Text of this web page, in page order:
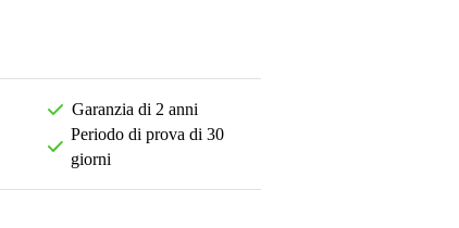
Garanzia di 2 anni
Periodo di prova di 30
giorni